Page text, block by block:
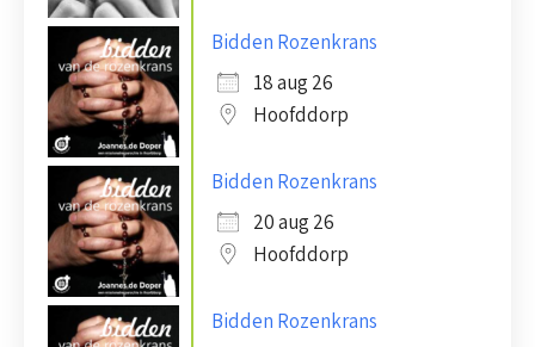
Bidden Rozenkrans
18 aug 26
Hoofddorp
Bidden Rozenkrans
20 aug 26
Hoofddorp
Bidden Rozenkrans